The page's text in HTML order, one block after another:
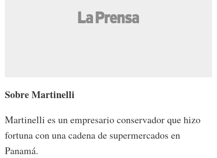
Sobre Martinelli
Martinelli es un empresario conservador que hizo
fortuna con una cadena de supermercados en
Panamá.